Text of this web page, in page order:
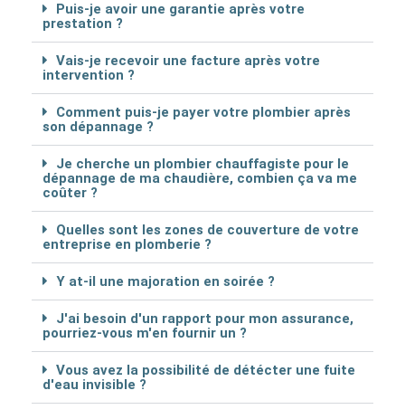
Puis-je avoir une garantie après votre
prestation ?
Vais-je recevoir une facture après votre
intervention ?
Comment puis-je payer votre plombier après
son dépannage ?
Je cherche un plombier chauffagiste pour le
dépannage de ma chaudière, combien ça va me
coûter ?
Quelles sont les zones de couverture de votre
entreprise en plomberie ?
Y at-il une majoration en soirée ?
J'ai besoin d'un rapport pour mon assurance,
pourriez-vous m'en fournir un ?
Vous avez la possibilité de détécter une fuite
d'eau invisible ?